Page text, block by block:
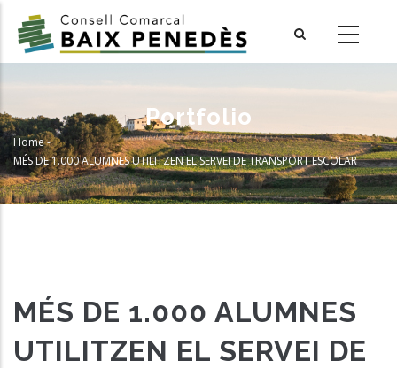
main
Portfolio
Breadcrumb
Home-
MÉS DE 1.000 ALUMNES UTILITZEN EL SERVEI DE TRANSPORT ESCOLAR
MÉS DE 1.000 ALUMNES
UTILITZEN EL SERVEI DE